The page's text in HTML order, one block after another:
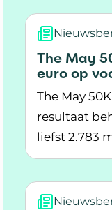
The May
euro op
The May
resultaat
liefst 2.783
onderzoek
bedrag dat
Lees meer